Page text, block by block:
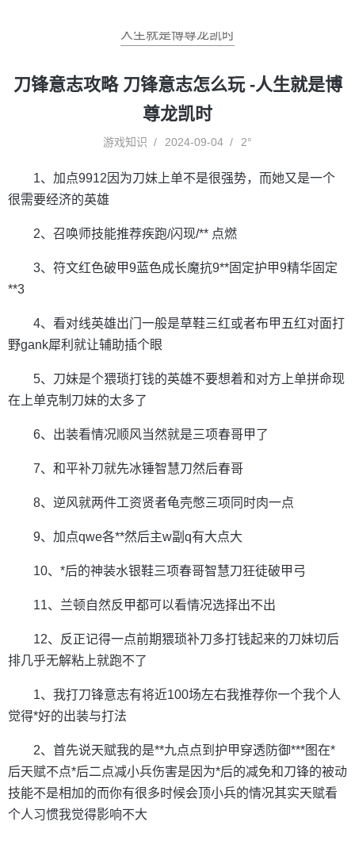
人生就是博尊龙凯时
刀锋意志攻略 刀锋意志怎么玩 -人生就是博
尊龙凯时
游戏知识 2024-09-04 2°
1、加点9912因为刀妹上单不是很强势，而她又是一个
很需要经济的英雄
2、召唤师技能推荐疾跑/闪现/** 点燃
3、符文红色破甲9蓝色成长魔抗9**固定护甲9精华固定
**3
4、看对线英雄出门一般是草鞋三红或者布甲五红对面打
野gank犀利就让辅助插个眼
5、刀妹是个猥琐打钱的英雄不要想着和对方上单拼命现
在上单克制刀妹的太多了
6、出装看情况顺风当然就是三项春哥甲了
7、和平补刀就先冰锤智慧刀然后春哥
8、逆风就两件工资贤者龟壳憋三项同时肉一点
9、加点qwe各**然后主w副q有大点大
10、*后的神装水银鞋三项春哥智慧刀狂徒破甲弓
11、兰顿自然反甲都可以看情况选择出不出
12、反正记得一点前期猥琐补刀多打钱起来的刀妹切后
排几乎无解粘上就跑不了
1、我打刀锋意志有将近100场左右我推荐你一个我个人
觉得*好的出装与打法
2、首先说天赋我的是**九点点到护甲穿透防御***图在*
后天赋不点*后二点减小兵伤害是因为*后的减免和刀锋的被动
技能不是相加的而你有很多时候会顶小兵的情况其实天赋看
个人习惯我觉得影响不大